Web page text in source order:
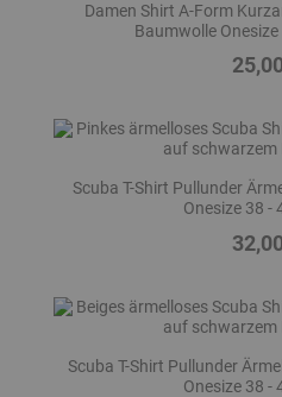
Damen Shirt A-Form
Baumwolle
Preis
Scuba T-Shirt Pullunder
Onesize 38 -
Preis
Scuba T-Shirt Pullunder
Onesize 38 -